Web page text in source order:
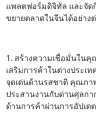
แพลตฟอร์มดิจิทัล และจัด
ขยายตลาดในจีนได้อย่าง
1. สร้างความเชื่อมั่นใน
เสริมการค้าในต่างประเ
จุดเด่นด้านรสชาติ คุณภา
ประสานงานกับด่านศุลกา
ด้านการค้าผ่านการอัปเด